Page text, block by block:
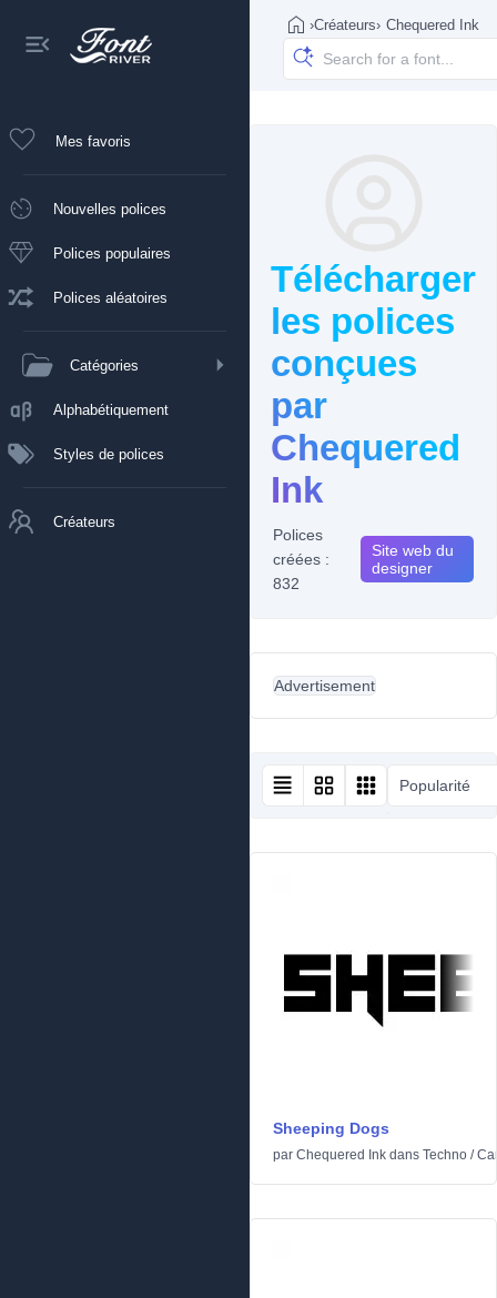
Mes favoris
Nouvelles polices
Polices populaires
Polices aléatoires
Catégories
Alphabétiquement
Styles de polices
Créateurs
›Créateurs› Chequered Ink
Télécharger
les polices
conçues
par
Chequered
Ink
Polices
créées :
832
Site web du
designer
Advertisement
Popularité
Sheeping Dogs
par Chequered Ink dans Techno /